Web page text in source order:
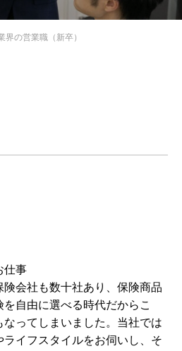
界の営業職（新卒）
仕事
険会社も数十社あり、保険商品
自由に選べる時代だからこ
ってしまいました。当社では
イフスタイルをお伺いし、そ